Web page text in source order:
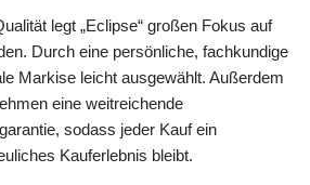
legt „Eclipse“ großen Fokus auf
Durch eine persönliche, fachkundige
Markise leicht ausgewählt. Außerdem
eine weitreichende
sodass jeder Kauf ein
Kauferlebnis bleibt.